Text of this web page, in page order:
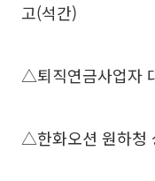
고(석간)
△퇴직연금사업자
△한화오션 원하청